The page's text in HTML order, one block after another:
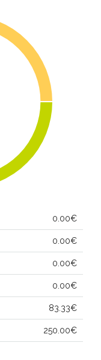
0.00€
0.00€
0.00€
0.00€
83.33€
250.00€